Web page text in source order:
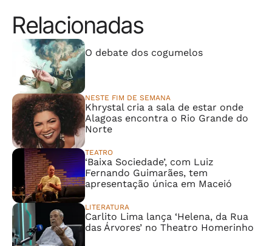
Relacionadas
O debate dos cogumelos
NESTE FIM DE SEMANA
Khrystal cria a sala de estar onde
Alagoas encontra o Rio Grande do
Norte
TEATRO
‘Baixa Sociedade’, com Luiz
Fernando Guimarães, tem
apresentação única em Maceió
LITERATURA
Carlito Lima lança ‘Helena, da Rua
das Árvores’ no Theatro Homerinho